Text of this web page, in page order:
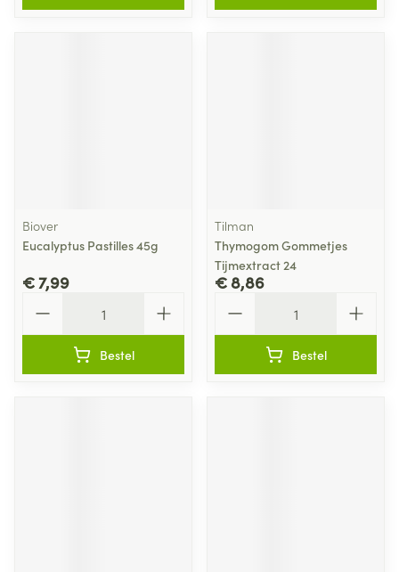
Biover
Eucalyptus Pastilles 45g
€ 7,99
Bestel
Tilman
Thymogom Gommetjes
Tijmextract 24
€ 8,86
Bestel